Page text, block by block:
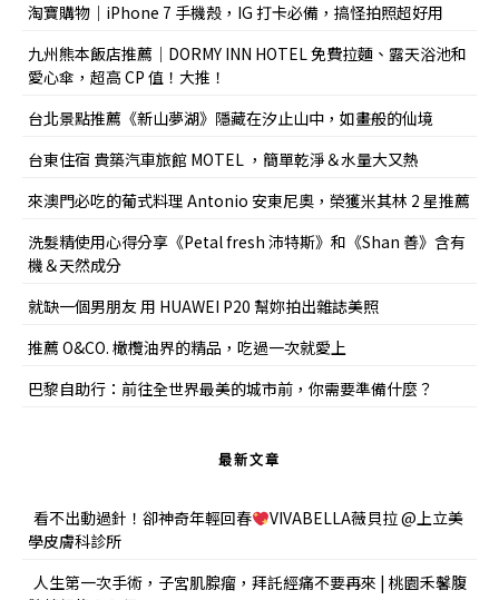
淘寶購物｜iPhone 7 手機殼，IG 打卡必備，搞怪拍照超好用
九州熊本飯店推薦｜DORMY INN HOTEL 免費拉麵、露天浴池和
愛心傘，超高 CP 值！大推！
台北景點推薦《新山夢湖》隱藏在汐止山中，如畫般的仙境
台東住宿 貴築汽車旅館 MOTEL ，簡單乾淨＆水量大又熱
來澳門必吃的葡式料理 Antonio 安東尼奧，榮獲米其林 2 星推薦
洗髮精使用心得分享《Petal fresh 沛特斯》和《Shan 善》含有
機＆天然成分
就缺一個男朋友 用 HUAWEI P20 幫妳拍出雜誌美照
推薦 O&CO. 橄欖油界的精品，吃過一次就愛上
巴黎自助行：前往全世界最美的城市前，你需要準備什麼？
最新文章
看不出動過針！卻神奇年輕回春
VIVABELLA薇貝拉 @上立美
學皮膚科診所
人生第一次手術，子宮肌腺瘤，拜託經痛不要再來 | 桃園禾馨腹